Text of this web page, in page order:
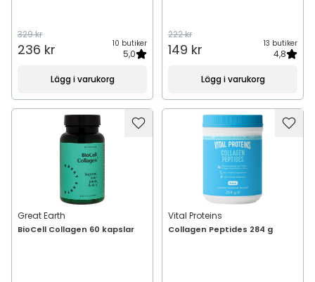
329 kr
236 kr 10 butiker
5,0
Lägg i varukorg
222 kr
149 kr 13 butiker
4,8
Lägg i varukorg
Great Earth
BioCell Collagen 60 kapslar
Vital Proteins
Collagen Peptides 284 g